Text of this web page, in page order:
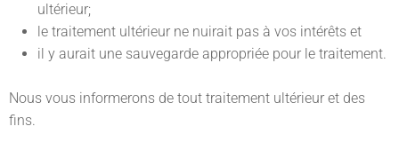
ultérieur;
le traitement ultérieur ne nuirait pas à vos intérêts et
il y aurait une sauvegarde appropriée pour le traitement.
Nous vous informerons de tout traitement ultérieur et des
fins.